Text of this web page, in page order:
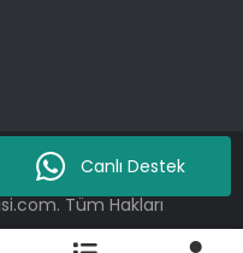
Tüm Hakları
Canlı Destek